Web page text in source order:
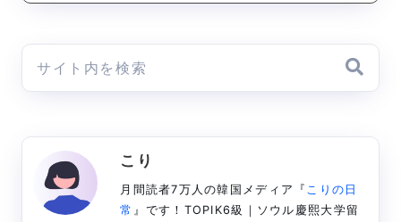
こり
月間読者7万人の韓国メディア『 こりの日
常 』です！TOPIK6級｜ソウル慶熙大学留